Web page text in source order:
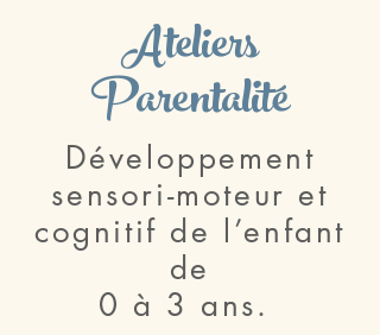
Ateliers
Parentalité
Développement
sensori-moteur et
cognitif de l’enfant
de
0 à 3 ans.